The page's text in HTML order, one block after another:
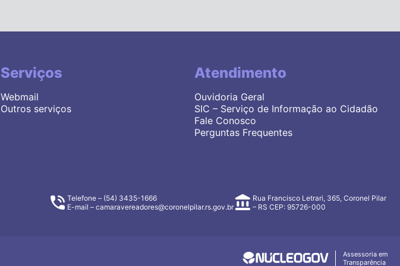
Serviços
Webmail
Outros serviços
Atendimento
Ouvidoria Geral
SIC – Serviço de Informação ao Cidadão
Fale Conosco
Perguntas Frequentes
Telefone – (54) 3435-1666
E-mail – camaravereadores@coronelpilar.rs.gov.br
Rua Francisco Letrari, 365, Coronel Pilar
– RS CEP: 95726-000
Assessoria em
Transparência